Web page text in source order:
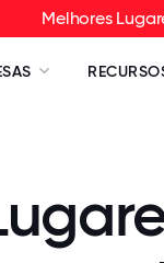
Melhores